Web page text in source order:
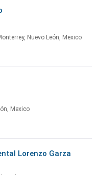
Nuevo León, Mexico
Mexico
Lorenzo Garza